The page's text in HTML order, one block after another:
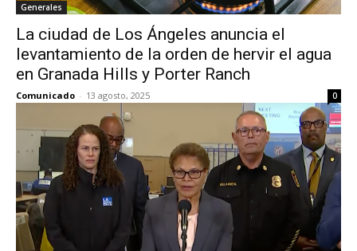
Generales
La ciudad de Los Ángeles anuncia el
levantamiento de la orden de hervir el agua
en Granada Hills y Porter Ranch
Comunicado - 13 agosto, 2025 0